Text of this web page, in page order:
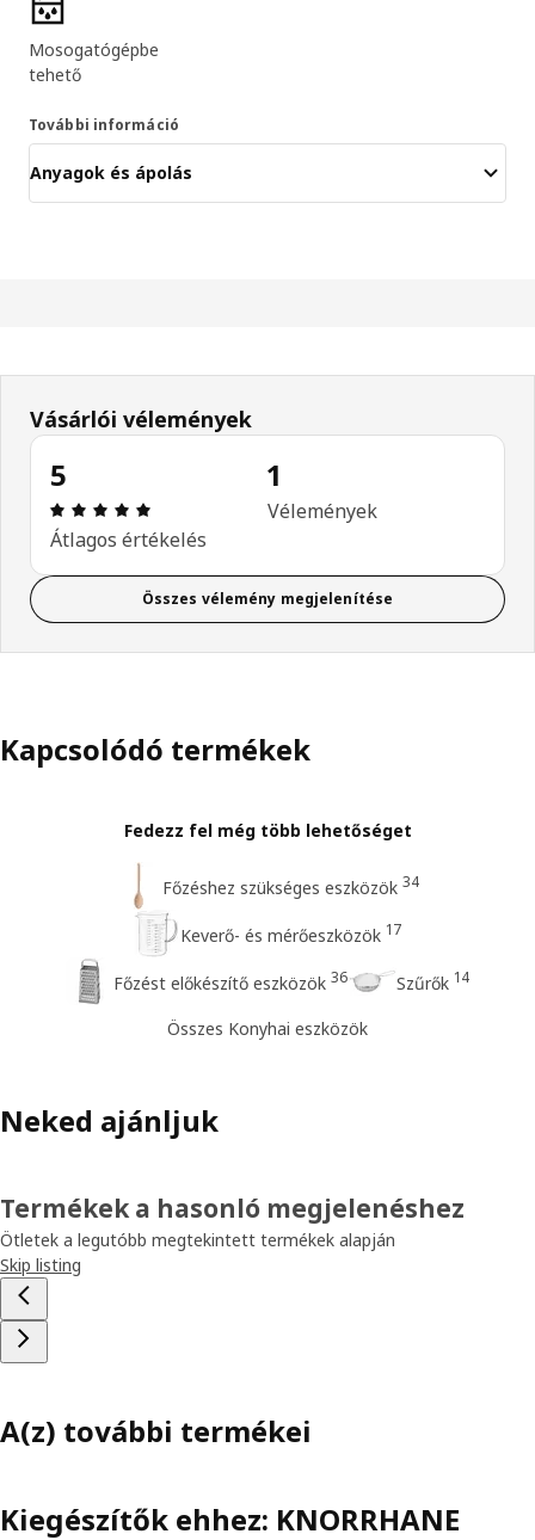
Mosogatógépbe
tehető
További információ
Anyagok és ápolás
Vásárlói vélemények
5
Értékelés: 5 / 5 csillagok. Összes vélemény: 1
Átlagos értékelés
1
Vélemények
Összes vélemény megjelenítése
Kapcsolódó termékek
Fedezz fel még több lehetőséget
Főzéshez szükséges eszközök 34
Keverő- és mérőeszközök 17
Főzést előkészítő eszközök 36 Szűrők 14
Összes Konyhai eszközök
Neked ajánljuk
Termékek a hasonló megjelenéshez
Ötletek a legutóbb megtekintett termékek alapján
Skip listing
A(z) további termékei
Kiegészítők ehhez: KNORRHANE